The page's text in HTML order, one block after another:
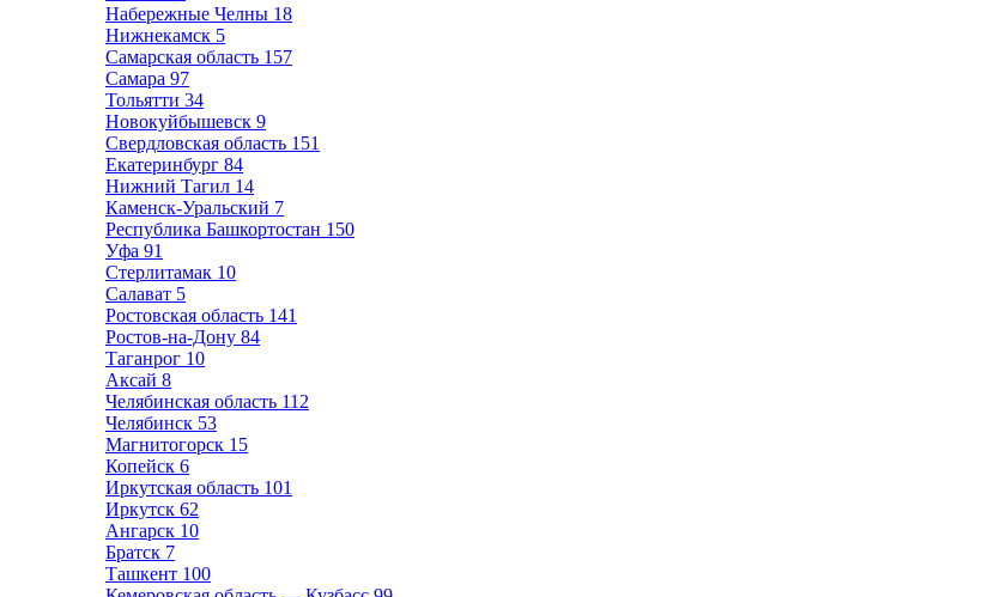
Набережные Челны 18
Нижнекамск 5
Самарская область 157
Самара 97
Тольятти 34
Новокуйбышевск 9
Свердловская область 151
Екатеринбург 84
Нижний Тагил 14
Каменск-Уральский 7
Республика Башкортостан 150
Уфа 91
Стерлитамак 10
Салават 5
Ростовская область 141
Ростов-на-Дону 84
Таганрог 10
Аксай 8
Челябинская область 112
Челябинск 53
Магнитогорск 15
Копейск 6
Иркутская область 101
Иркутск 62
Ангарск 10
Братск 7
Ташкент 100